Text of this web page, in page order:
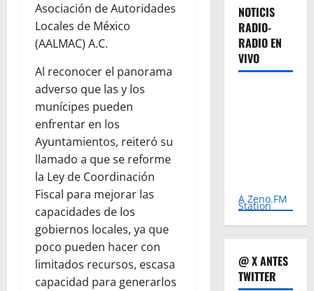
Asociación de Autoridades
Locales de México
(AALMAC) A.C.
Al reconocer el panorama
adverso que las y los
munícipes pueden
enfrentar en los
Ayuntamientos, reiteró su
llamado a que se reforme
la Ley de Coordinación
Fiscal para mejorar las
capacidades de los
gobiernos locales, ya que
poco pueden hacer con
limitados recursos, escasa
capacidad para generarlos
NOTICIS
RADIO-
RADIO EN
VIVO
A Zeno.FM
Station
@ X ANTES
TWITTER